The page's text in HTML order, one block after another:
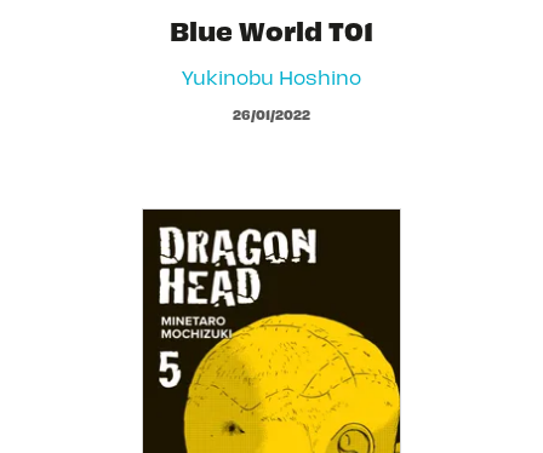
Blue World T01
Yukinobu Hoshino
26/01/2022